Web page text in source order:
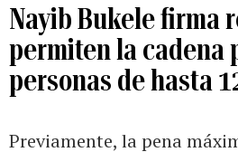
Nayib Bukele firma
permiten la cadena
personas de hasta
Previamente, la pena